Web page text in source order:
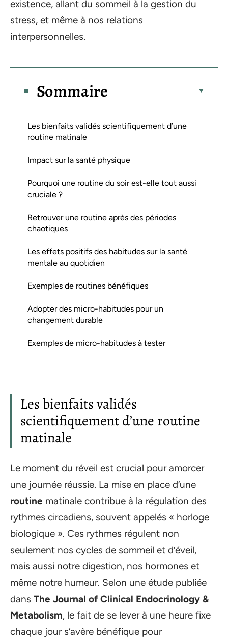
existence, allant du sommeil à la gestion du
stress, et même à nos relations
interpersonnelles.
Sommaire
Les bienfaits validés scientifiquement d’une
routine matinale
Impact sur la santé physique
Pourquoi une routine du soir est-elle tout aussi
cruciale ?
Retrouver une routine après des périodes
chaotiques
Les effets positifs des habitudes sur la santé
mentale au quotidien
Exemples de routines bénéfiques
Adopter des micro-habitudes pour un
changement durable
Exemples de micro-habitudes à tester
Les bienfaits validés
scientifiquement d’une routine
matinale
Le moment du réveil est crucial pour amorcer
une journée réussie. La mise en place d’une
routine matinale contribue à la régulation des
rythmes circadiens, souvent appelés « horloge
biologique ». Ces rythmes régulent non
seulement nos cycles de sommeil et d’éveil,
mais aussi notre digestion, nos hormones et
même notre humeur. Selon une étude publiée
dans The Journal of Clinical Endocrinology &
Metabolism, le fait de se lever à une heure fixe
chaque jour s’avère bénéfique pour